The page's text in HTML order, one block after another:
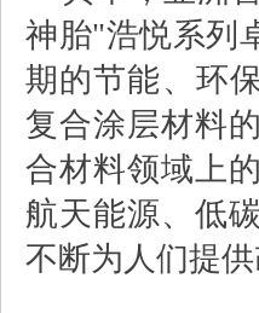
神胎"浩悦系列
期的节能、环
复合涂层材料
合材料领域上
航天能源、低
不断为人们提